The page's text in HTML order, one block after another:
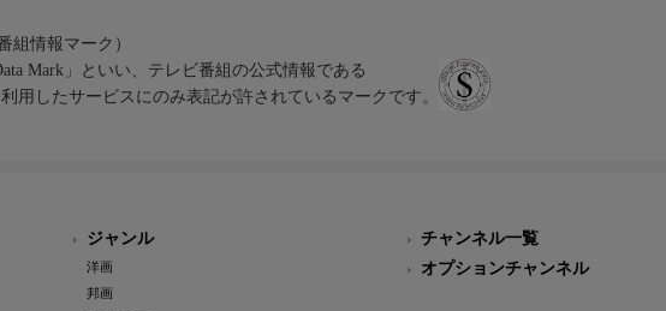
組情報マーク）
Mark」といい、テレビ番組の公式情報である
用したサービスにのみ表記が許されているマークです。
ジャンル
洋画
邦画
チャンネル一覧
オプションチャンネル